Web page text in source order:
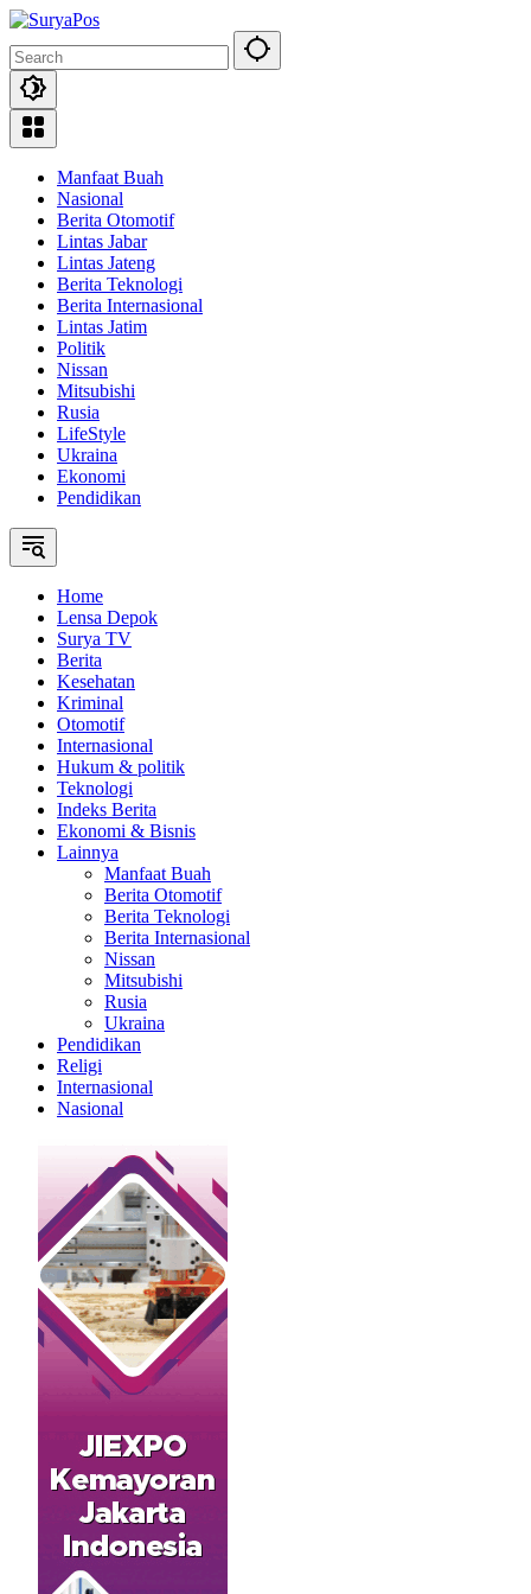
Skip
content
Manfaat Buah
Nasional
Berita Otomotif
Lintas Jabar
Lintas Jateng
Berita Teknologi
Berita Internasional
Lintas Jatim
Politik
Nissan
Mitsubishi
Rusia
LifeStyle
Ukraina
Ekonomi
Pendidikan
Home
Lensa Depok
Surya TV
Berita
Kesehatan
Kriminal
Otomotif
Internasional
Hukum & politik
Teknologi
Indeks Berita
Ekonomi & Bisnis
Lainnya
Manfaat Buah
Berita Otomotif
Berita Teknologi
Berita Internasional
Nissan
Mitsubishi
Rusia
Ukraina
Pendidikan
Religi
Internasional
Nasional